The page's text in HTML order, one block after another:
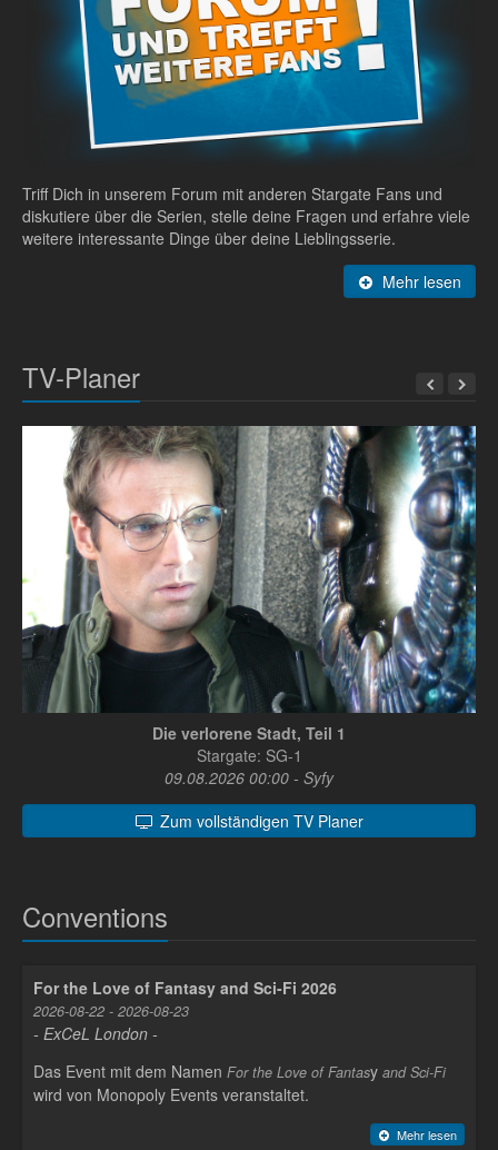
Triff Dich in unserem Forum mit anderen Stargate Fans und
diskutiere über die Serien, stelle deine Fragen und erfahre viele
weitere interessante Dinge über deine Lieblingsserie.
Mehr lesen
TV-Planer
Die verlorene Stadt, Teil 1
Stargate: SG-1
09.08.2026 00:00 - Syfy
Zum vollständigen TV Planer
Conventions
For the Love of Fantasy and Sci-Fi 2026
2026-08-22 - 2026-08-23
- ExCeL London -
Das Event mit dem Namen For the Love of Fantasy and Sci-Fi
wird von Monopoly Events veranstaltet.
Mehr lesen